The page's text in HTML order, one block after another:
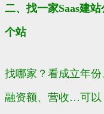
二、找一家Saas建
个站
找哪家？看成立年份
融资额、营收…可以